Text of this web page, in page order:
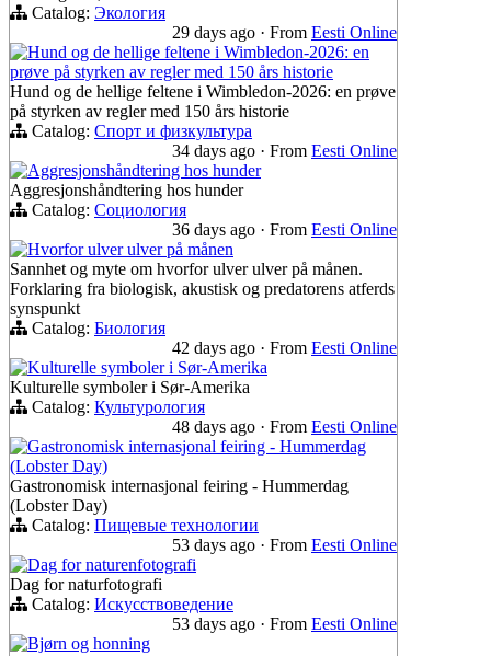
Catalog: Экология
29 days ago · From Eesti Online
Hund og de hellige feltene i Wimbledon-2026: en
prøve på styrken av regler med 150 års historie
Hund og de hellige feltene i Wimbledon-2026: en prøve
på styrken av regler med 150 års historie
Catalog: Спорт и физкультура
34 days ago · From Eesti Online
Aggresjonshåndtering hos hunder
Aggresjonshåndtering hos hunder
Catalog: Социология
36 days ago · From Eesti Online
Hvorfor ulver ulver på månen
Sannhet og myte om hvorfor ulver ulver på månen.
Forklaring fra biologisk, akustisk og predatorens atferds
synspunkt
Catalog: Биология
42 days ago · From Eesti Online
Kulturelle symboler i Sør-Amerika
Kulturelle symboler i Sør-Amerika
Catalog: Культурология
48 days ago · From Eesti Online
Gastronomisk internasjonal feiring - Hummerdag
(Lobster Day)
Gastronomisk internasjonal feiring - Hummerdag
(Lobster Day)
Catalog: Пищевые технологии
53 days ago · From Eesti Online
Dag for naturenfotografi
Dag for naturfotografi
Catalog: Искусствоведение
53 days ago · From Eesti Online
Bjørn og honning